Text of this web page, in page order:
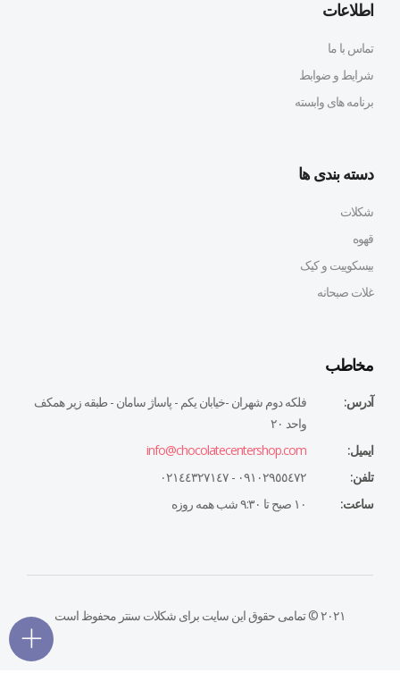
اطلاعات
تماس با ما
شرایط و ضوابط
برنامه های وابسته
دسته بندی ها
شکلات
قهوه
بیسکوییت و کیک
غلات صبحانه
مخاطب
آدرس:
فلكه دوم شهران -خيابان يكم - پاساژ سامان - طبقه زير همكف
واحد ٢٠
ایمیل:
info@chocolatecentershop.com
تلفن:
٠٩١٠٢٩٥٥٤٧٢ - ٠٢١٤٤٣٢٧١٤٧
ساعت:
١٠ صبح تا ٩:٣٠ شب همه روزه
۲۰۲۱ © تمامی حقوق این سایت برای شکلات سنتر محفوظ است